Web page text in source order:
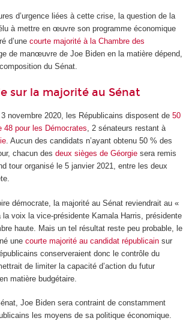
d’urgence liées à cette crise, la question de la
à mettre en œuvre son programme économique
d’une courte majorité à la Chambre des
de manœuvre de Joe Biden en la matière dépend,
du Sénat.
sur la majorité au Sénat
novembre 2020, les Républicains disposent de 50
48 pour les Démocrates, 2 sénateurs restant à
. Aucun des candidats n’ayant obtenu 50 % des
chacun des deux sièges de Géorgiesera remis
tour organisé le 5 janvier 2021, entre les deux
démocrate, la majorité au Sénat reviendrait au «
la voix la vice-présidente Kamala Harris, présidente
haute. Mais un tel résultat reste peu probable, le
une courte majorité au candidat républicainsur
conserveraient donc le contrôle du
de limiter la capacité d’action du futur
matière budgétaire.
Joe Biden sera contraint de constamment
les moyens de sa politique économique.